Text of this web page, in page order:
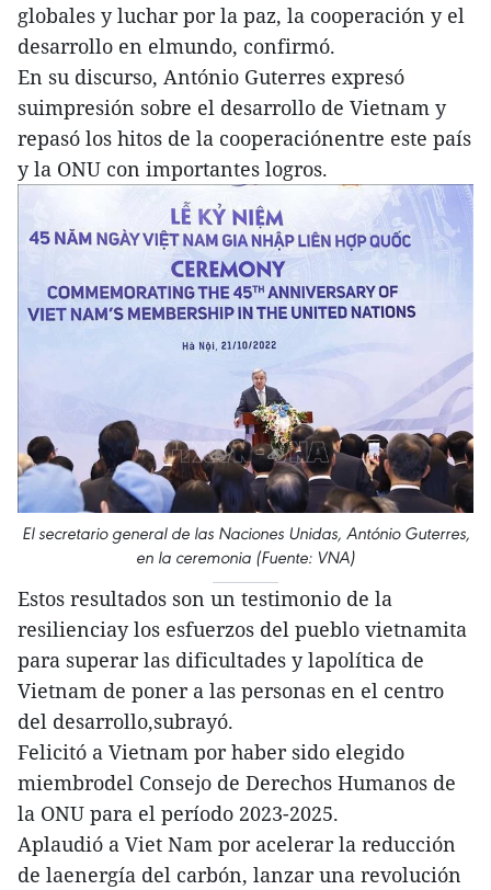
globales y luchar por la paz, la cooperación y el
desarrollo en elmundo, confirmó.
En su discurso, António Guterres expresó
suimpresión sobre el desarrollo de Vietnam y
repasó los hitos de la cooperaciónentre este país
y la ONU con importantes logros.
El secretario general de las Naciones Unidas, António Guterres,
en la ceremonia (Fuente: VNA)
Estos resultados son un testimonio de la
resilienciay los esfuerzos del pueblo vietnamita
para superar las dificultades y lapolítica de
Vietnam de poner a las personas en el centro
del desarrollo,subrayó.
Felicitó a Vietnam por haber sido elegido
miembrodel Consejo de Derechos Humanos de
la ONU para el período 2023-2025.
Aplaudió a Viet Nam por acelerar la reducción
de laenergía del carbón, lanzar una revolución